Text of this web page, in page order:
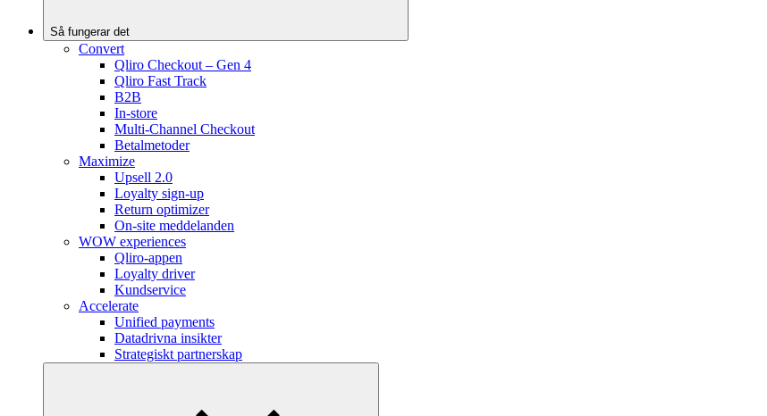
Så fungerar det
Convert
Qliro Checkout – Gen 4
Qliro Fast Track
B2B
In-store
Multi-Channel Checkout
Betalmetoder
Maximize
Upsell 2.0
Loyalty sign-up
Return optimizer
On-site meddelanden
WOW experiences
Qliro-appen
Loyalty driver
Kundservice
Accelerate
Unified payments
Datadrivna insikter
Strategiskt partnerskap